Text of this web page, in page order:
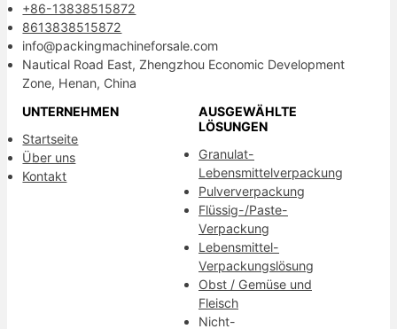
+86-13838515872
8613838515872
info@packingmachineforsale.com
Nautical Road East, Zhengzhou Economic Development
Zone, Henan, China
UNTERNEHMEN
Startseite
Über uns
Kontakt
AUSGEWÄHLTE
LÖSUNGEN
Granulat-
Lebensmittelverpackung
Pulververpackung
Flüssig-/Paste-
Verpackung
Lebensmittel-
Verpackungslösung
Obst / Gemüse und
Fleisch
Nicht-